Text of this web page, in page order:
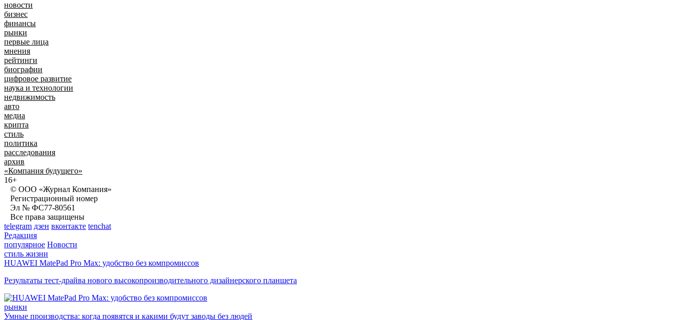
новости
бизнес
финансы
рынки
первые лица
мнения
рейтинги
биографии
цифровое развитие
наука и технологии
недвижимость
авто
медиа
крипта
стиль
политика
расследования
архив
«Компания будущего»
16+
© ООО «Журнал Компания»
Регистрационный номер
Эл № ФС77-80561
Все права защищены
telegram дзен вконтакте tenchat
Редакция
популярное Новости
стиль жизни
HUAWEI MatePad Pro Max: удобство без компромиссов
Результаты тест-драйва нового высокопроизводительного дизайнерского планшета
рынки
Умные производства: когда появятся и какими будут заводы без людей